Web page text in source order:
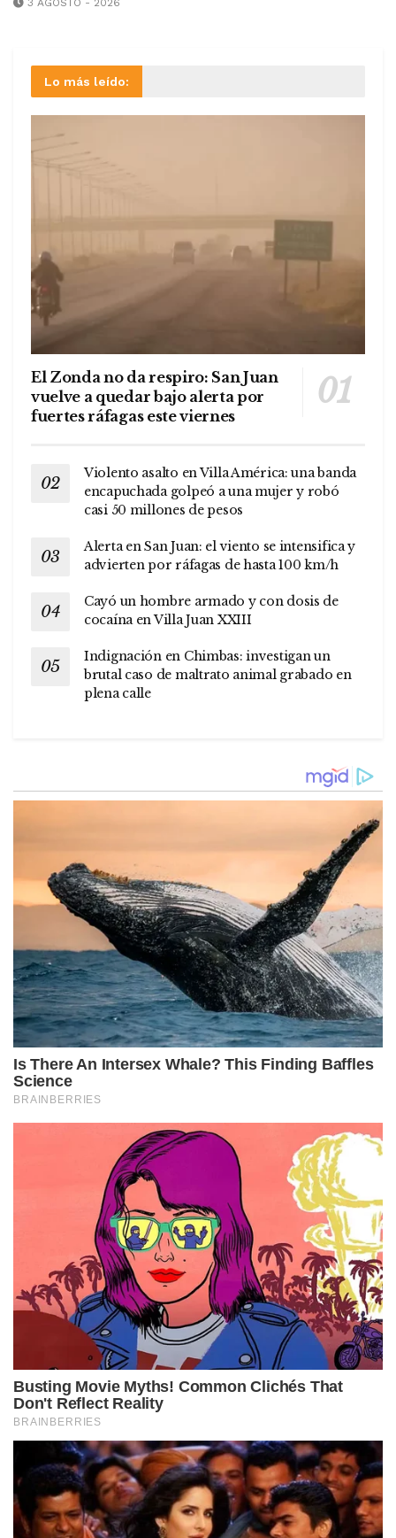
3 AGOSTO - 2026
Lo más leído:
El Zonda no da respiro: San Juan
vuelve a quedar bajo alerta por
fuertes ráfagas este viernes
Violento asalto en Villa América: una banda
encapuchada golpeó a una mujer y robó
casi 50 millones de pesos
Alerta en San Juan: el viento se intensifica y
advierten por ráfagas de hasta 100 km/h
Cayó un hombre armado y con dosis de
cocaína en Villa Juan XXIII
Indignación en Chimbas: investigan un
brutal caso de maltrato animal grabado en
plena calle